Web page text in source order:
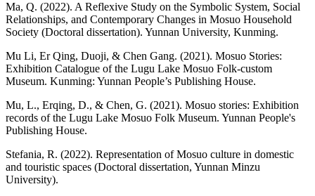
Ma, Q. (2022). A Reflexive Study on the Symbolic System, Social
Relationships, and Contemporary Changes in Mosuo Household
Society (Doctoral dissertation). Yunnan University, Kunming.
Mu Li, Er Qing, Duoji, & Chen Gang. (2021). Mosuo Stories:
Exhibition Catalogue of the Lugu Lake Mosuo Folk-custom
Museum. Kunming: Yunnan People’s Publishing House.
Mu, L., Erqing, D., & Chen, G. (2021). Mosuo stories: Exhibition
records of the Lugu Lake Mosuo Folk Museum. Yunnan People's
Publishing House.
Stefania, R. (2022). Representation of Mosuo culture in domestic
and touristic spaces (Doctoral dissertation, Yunnan Minzu
University).